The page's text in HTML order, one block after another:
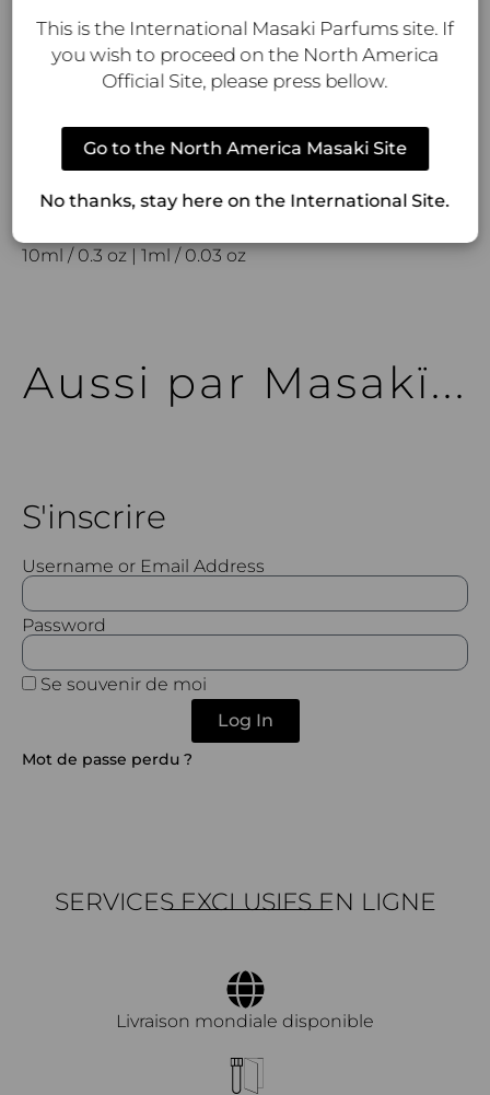
intemporelle. Portée au quotidien ou lors
d’occasions spéciales, Matsu Sakura est une
invitation à un voyage olfactif au cœur du
Parfumeur :Jérôme di Marino
10ml / 0.3 oz | 1ml / 0.03 oz
Aussi par Masakï...
S'inscrire
Username or Email Address
Password
Se souvenir de moi
Log In
Mot de passe perdu ?
SERVICES EXCLUSIFS EN LIGNE
Livraison mondiale disponible
This is the International Masaki Parfums site. If
you wish to proceed on the North America
Official Site, please press bellow.
Go to the North America Masaki Site
No thanks, stay here on the International Site.